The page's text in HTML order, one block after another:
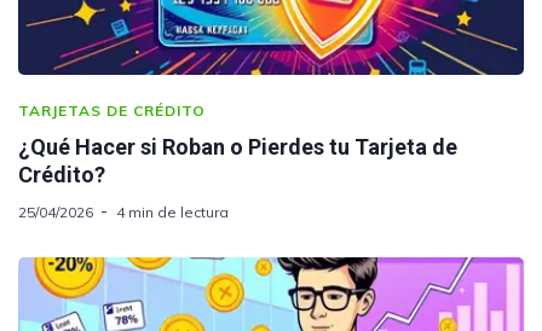
TARJETAS DE CRÉDITO
¿Qué Hacer si Roban o Pierdes tu Tarjeta de
Crédito?
25/04/2026 4 min de lectura